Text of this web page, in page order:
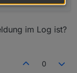
im Log ist?
0